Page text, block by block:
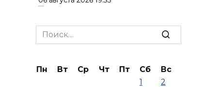
Шахбокс, падел и пилон: в
Ростовской области
Search
for:
Пн Вт Ср Чт Пт Сб
Вс
1
2